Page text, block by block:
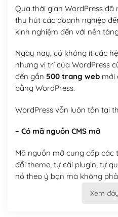
Qua thời gian WordPress đã
thu hút các doanh nghiệp
kinh nghiệm đến với nền
Ngày nay, có không ít các
nhưng vị trí của WordPress
đến gần 500 trang webmới
bằng WordPress.
WordPress vẫn luôn tồn tại
– Có mã nguồn CMS mở
Mã nguồn mở cung cấp các
đổi theme, tự cài plugin, tự
nó theo ý bạn mà không
Xem